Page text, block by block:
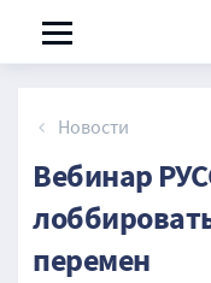
Новости
Вебинар
перемен